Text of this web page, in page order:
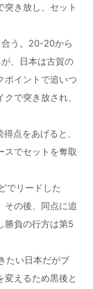
突き放し、セット
う。20-20から
、日本は古賀の
ポイントで追いつ
で突き放され、
点をあげると、
スでセットを奪取
でリードした
その後、同点に追
勝負の行方は第5
たい日本だがブ
変えるため黒後と